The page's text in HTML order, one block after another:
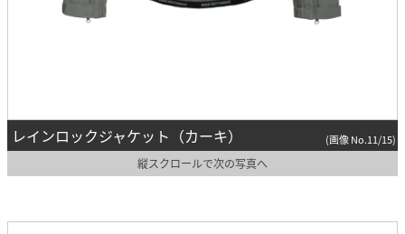
レインロックジャケット（カーキ） (画像 No.11/15)
縦スクロールで次の写真へ